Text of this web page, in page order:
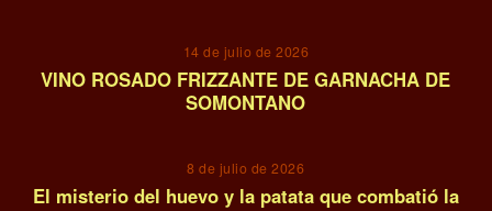
14 de julio de 2026
VINO ROSADO FRIZZANTE DE GARNACHA DE
SOMONTANO
8 de julio de 2026
El misterio del huevo y la patata que combatió la